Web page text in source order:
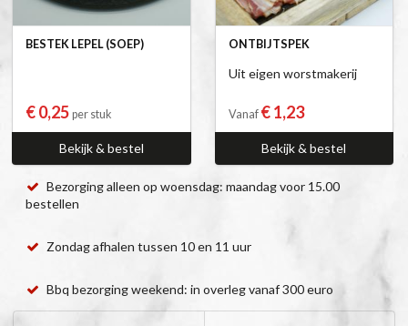
BESTEK LEPEL (SOEP)
€ 0,25 per stuk
Bekijk & bestel
ONTBIJTSPEK
Uit eigen worstmakerij
Vanaf € 1,23
Bekijk & bestel
Bezorging alleen op woensdag: maandag voor 15.00
bestellen
Zondag afhalen tussen 10 en 11 uur
Bbq bezorging weekend: in overleg vanaf 300 euro